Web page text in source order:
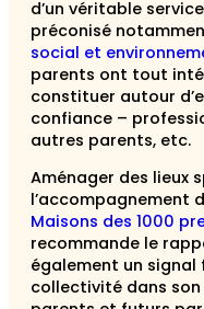
d’un véritable
préconisé
social et
parents ont tout
constituer autour
confiance –
autres parents, etc.
Aménager des lieux
l’accompagnement
Maisons des 1000
recommande le
également un signal
collectivité dans son